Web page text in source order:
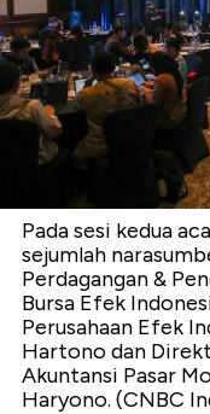
Pada sesi kedua
sejumlah
Perdagangan &
Bursa Efek
Perusahaan Efek
Hartono dan
Akuntansi Pasar
Haryono. (CNBC